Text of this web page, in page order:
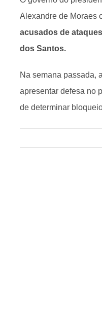
Alexandre de Moraes
acusados de
dos Santos.
Na semana passada, a
apresentar defesa no
de determinar